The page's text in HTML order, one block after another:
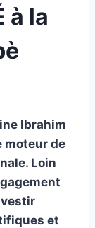
à la
Ibrahim
moteur de
Loin
et